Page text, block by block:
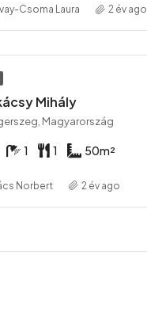
Csoma Laura 2 év ago
Mihály
Magyarország
1 1 50m²
Norbert 2 év ago